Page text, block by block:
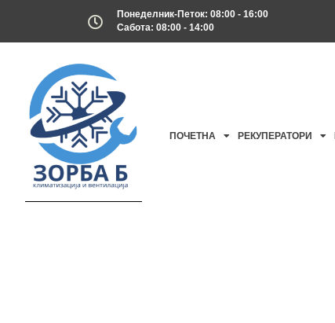
Понеделник-Петок: 08:00 - 16:00
Сабота: 08:00 - 14:00
ПОЧЕТНА РЕКУПЕРАТОРИ